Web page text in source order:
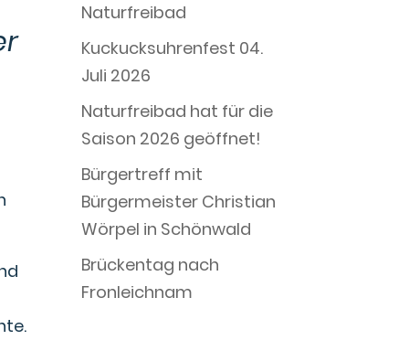
Naturfreibad
Kuckucksuhrenfest 04.
Juli 2026
Naturfreibad hat für die
Saison 2026 geöffnet!
Bürgertreff mit
Bürgermeister Christian
Wörpel in Schönwald
Brückentag nach
Fronleichnam